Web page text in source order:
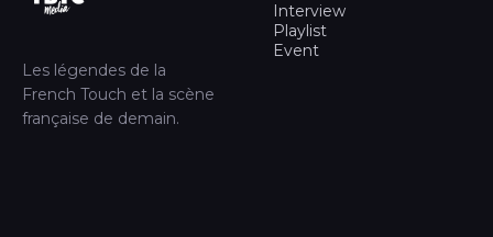
Les légendes de la
French Touch et la scène
française de demain.
Interview
Playlist
Event